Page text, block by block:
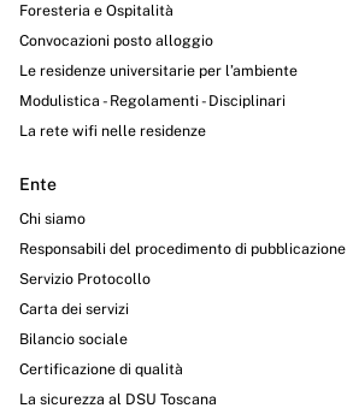
Foresteria e Ospitalità
Convocazioni posto alloggio
Le residenze universitarie per l’ambiente
Modulistica - Regolamenti - Disciplinari
La rete wifi nelle residenze
Ente
Chi siamo
Responsabili del procedimento di pubblicazione
Servizio Protocollo
Carta dei servizi
Bilancio sociale
Certificazione di qualità
La sicurezza al DSU Toscana